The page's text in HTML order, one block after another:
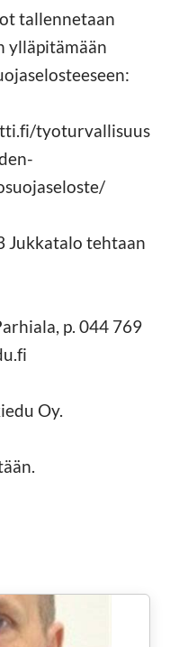
tallennetaan
ylläpitämään
tyoturvallisuus
Jukkatalo tehtaan
p. 044 769
Oy.